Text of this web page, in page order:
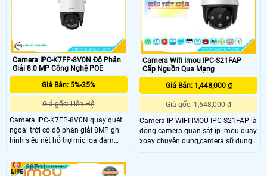
loa trong phạm vi 3m.
Camera IPC-K7FP-8V0N Độ Phân
Giải 8.0 MP Công Nghệ POE
Giá Bán: 5%-35%
Giá gốc: Liên Hệ
Camera IPC-K7FP-8V0N quay quét
ngoài trời có độ phân giải 8MP ghi
hình siêu nét hỗ trợ mic loa đàm
thoại cực rỏ. Khay thẻ nhớ lên đến
512GB lưu trữ lâu dài với chuẩn nén
video H.265. Hỗ trợ tính năng AI
Camera Wifi Imou IPC-S21FAP
Cấp Nguồn Qua Mạng
Giá Bán: 1,448,000 ₫
Giá gốc: 1,648,000 ₫
Camera IP WIFI IMOU IPC-S21FAP là
dòng camera quan sát ip imou quay
xoay chuyên dụng,camera sữ dụng
cảm biến hình ảnh 2.0 megapixel
28741